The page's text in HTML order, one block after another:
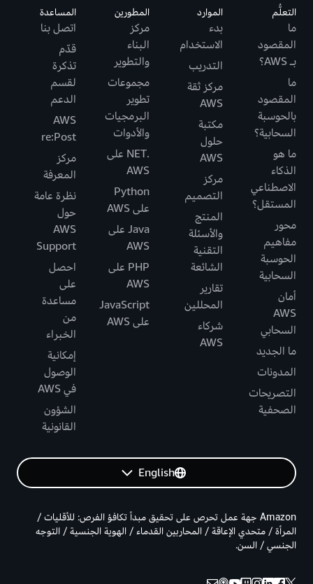
التعلُّم
ما
المقصود
بـ AWS؟
ما
المقصود
بالحوسبة
السحابية؟
ما هو
الذكاء
الاصطناعي
المستقل؟
محور
مفاهيم
الحوسبة
السحابية
أمان
AWS
السحابي
ما الجديد
المدونات
التصريحات
الصحفية
الموارد
بدء
الاستخدام
التدريب
مركز ثقة
AWS
مكتبة
حلول
AWS
مركز
التصميم
المنتج
والأسئلة
التقنية
الشائعة
تقارير
المحللين
شركاء
AWS
المطورين
مركز
البناء
والتطوير
مجموعات
تطوير
البرمجيات
والأدوات
.NET على
AWS
Python
على AWS
Java على
AWS
PHP على
AWS
JavaScript
على AWS
المساعدة
اتصل بنا
قدّم
تذكرة
لقسم
الدعم
AWS
re:Post
مركز
المعرفة
نظرة عامة
حول
AWS
Support
احصل
على
مساعدة
من
الخبراء
إمكانية
الوصول
في AWS
الشؤون
القانونية
English
Amazon جهة عمل تحرص على تحقيق مبدأ تكافؤ الفرص: للأقليات /
المرأة / متحدي الإعاقة / المحاربين القدماء / الهوية الجنسية / التوجه
الجنسي / السن.